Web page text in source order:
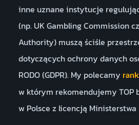
inne uznane instytucje
(np. UK Gambling Commission
Authority) muszą ściśle
dotyczących ochrony danych
RODO (GDPR). My polecamy
w którym rekomendujemy TOP
w Polsce z licencją Ministerstwa